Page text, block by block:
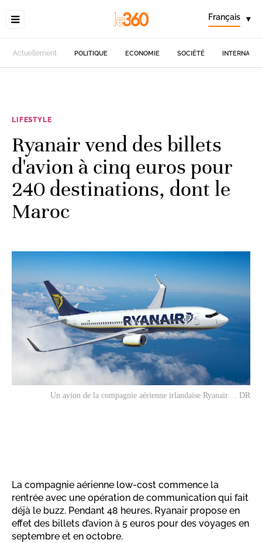
Français ▾
Actuellement POLITIQUE ECONOMIE SOCIÉTÉ
LIFESTYLE
Ryanair vend des billets
d'avion à cinq euros pour
240 destinations, dont le
Maroc
Un avion de la compagnie aérienne irlandaise Ryanair. . DR
La compagnie aérienne low-cost commence la
rentrée avec une opération de communication qui fait
déjà le buzz. Pendant 48 heures, Ryanair propose en
effet des billets d’avion à 5 euros pour des voyages en
septembre et en octobre.